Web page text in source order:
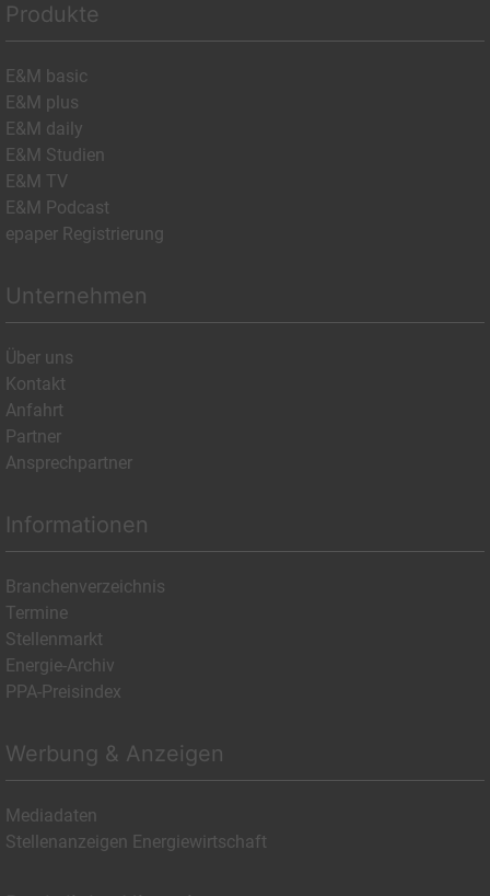
Produkte
E&M basic
E&M plus
E&M daily
E&M Studien
E&M TV
E&M Podcast
epaper Registrierung
Unternehmen
Über uns
Kontakt
Anfahrt
Partner
Ansprechpartner
Informationen
Branchenverzeichnis
Termine
Stellenmarkt
Energie-Archiv
PPA-Preisindex
Werbung & Anzeigen
Mediadaten
Stellenanzeigen Energiewirtschaft